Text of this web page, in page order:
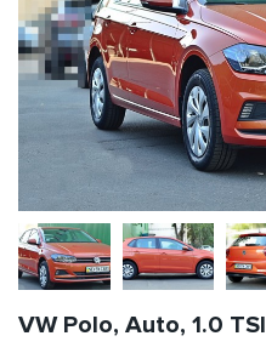
VW Polo, Auto, 1.0 TSI